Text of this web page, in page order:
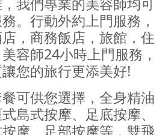
。行動外約上門服務，
，商務飯店，旅館，住
容師24小時上門服務，
您的旅行更添美好!
可供您選擇，全身精油
島式按摩、足底按摩、
摩、足部按摩等，雙飛